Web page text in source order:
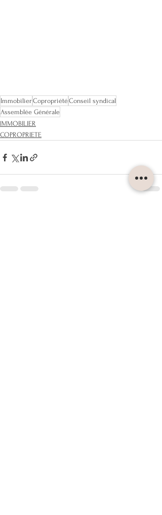
ImmobilierCopropriétéConseil syndical
Assemblée Générale
IMMOBILIER
COPROPRIETE